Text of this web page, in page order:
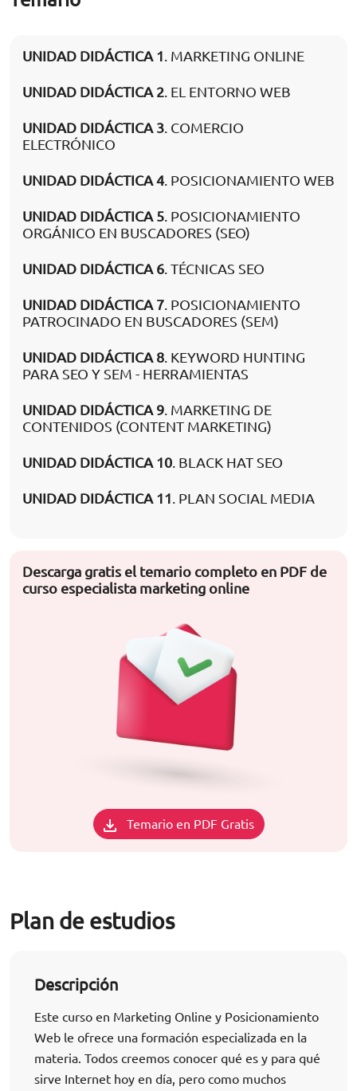
UNIDAD DIDÁCTICA 1. MARKETING ONLINE
UNIDAD DIDÁCTICA 2. EL ENTORNO WEB
UNIDAD DIDÁCTICA 3. COMERCIO
ELECTRÓNICO
UNIDAD DIDÁCTICA 4. POSICIONAMIENTO WEB
UNIDAD DIDÁCTICA 5. POSICIONAMIENTO
ORGÁNICO EN BUSCADORES (SEO)
UNIDAD DIDÁCTICA 6. TÉCNICAS SEO
UNIDAD DIDÁCTICA 7. POSICIONAMIENTO
PATROCINADO EN BUSCADORES (SEM)
UNIDAD DIDÁCTICA 8. KEYWORD HUNTING
PARA SEO Y SEM - HERRAMIENTAS
UNIDAD DIDÁCTICA 9. MARKETING DE
CONTENIDOS (CONTENT MARKETING)
UNIDAD DIDÁCTICA 10. BLACK HAT SEO
UNIDAD DIDÁCTICA 11. PLAN SOCIAL MEDIA
Descarga gratis el temario completo en PDF de
curso especialista marketing online
Temario en PDF Gratis
Plan de estudios
Descripción
Este curso en Marketing Online y Posicionamiento
Web le ofrece una formación especializada en la
materia. Todos creemos conocer qué es y para qué
sirve Internet hoy en día, pero como muchos